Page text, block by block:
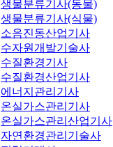
생물분류기사(동물)
생물분류기사(식물)
소음진동산업기사
수자원개발기술사
수질환경기사
수질환경산업기사
에너지관리기사
온실가스관리기사
온실가스관리산업기사
자연환경관리기술사